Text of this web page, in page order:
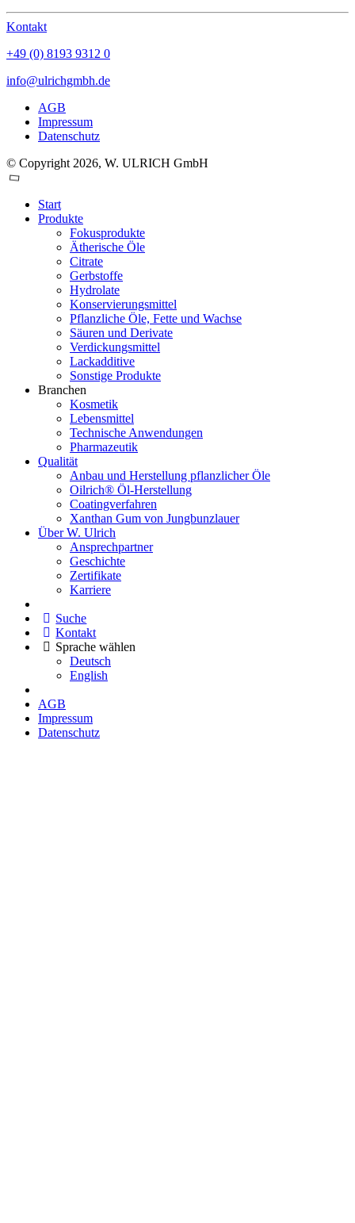
Kontakt
+49 (0) 8193 9312 0
info@ulrichgmbh.de
AGB
Impressum
Datenschutz
© Copyright 2026, W. ULRICH GmbH
Start
Produkte
Fokusprodukte
Ätherische Öle
Citrate
Gerbstoffe
Hydrolate
Konservierungsmittel
Pflanzliche Öle, Fette und Wachse
Säuren und Derivate
Verdickungsmittel
Lackadditive
Sonstige Produkte
Branchen
Kosmetik
Lebensmittel
Technische Anwendungen
Pharmazeutik
Qualität
Anbau und Herstellung pflanzlicher Öle
Oilrich® Öl-Herstellung
Coatingverfahren
Xanthan Gum von Jungbunzlauer
Über W. Ulrich
Ansprechpartner
Geschichte
Zertifikate
Karriere
Suche
Kontakt
Sprache wählen
Deutsch
English
AGB
Impressum
Datenschutz